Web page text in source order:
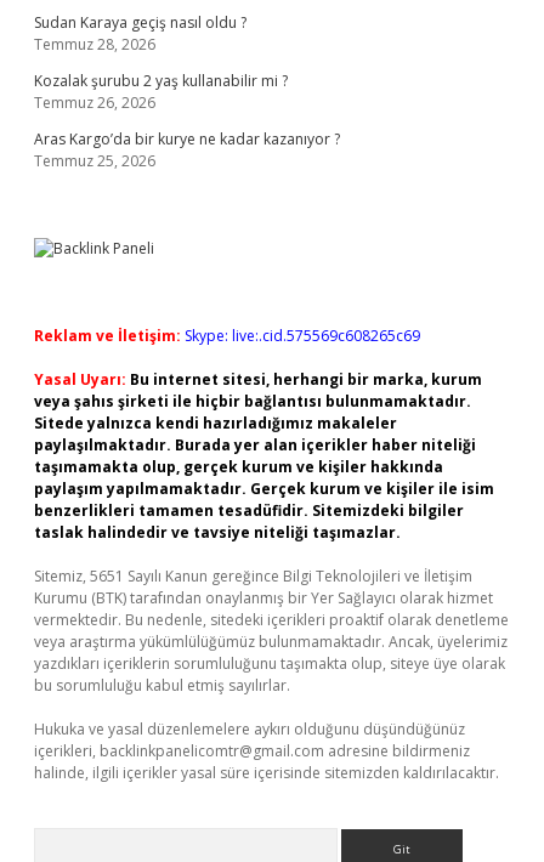
Sudan Karaya geçiş nasıl oldu ?
Temmuz 28, 2026
Kozalak şurubu 2 yaş kullanabilir mi ?
Temmuz 26, 2026
Aras Kargo’da bir kurye ne kadar kazanıyor ?
Temmuz 25, 2026
Reklam ve İletişim: Skype: live:.cid.575569c608265c69
Yasal Uyarı: Bu internet sitesi, herhangi bir marka, kurum
veya şahıs şirketi ile hiçbir bağlantısı bulunmamaktadır.
Sitede yalnızca kendi hazırladığımız makaleler
paylaşılmaktadır. Burada yer alan içerikler haber niteliği
taşımamakta olup, gerçek kurum ve kişiler hakkında
paylaşım yapılmamaktadır. Gerçek kurum ve kişiler ile isim
benzerlikleri tamamen tesadüfidir. Sitemizdeki bilgiler
taslak halindedir ve tavsiye niteliği taşımazlar.
Sitemiz, 5651 Sayılı Kanun gereğince Bilgi Teknolojileri ve İletişim
Kurumu (BTK) tarafından onaylanmış bir Yer Sağlayıcı olarak hizmet
vermektedir. Bu nedenle, sitedeki içerikleri proaktif olarak denetleme
veya araştırma yükümlülüğümüz bulunmamaktadır. Ancak, üyelerimiz
yazdıkları içeriklerin sorumluluğunu taşımakta olup, siteye üye olarak
bu sorumluluğu kabul etmiş sayılırlar.
Hukuka ve yasal düzenlemelere aykırı olduğunu düşündüğünüz
içerikleri, backlinkpanelicomtr@gmail.com adresine bildirmeniz
halinde, ilgili içerikler yasal süre içerisinde sitemizden kaldırılacaktır.